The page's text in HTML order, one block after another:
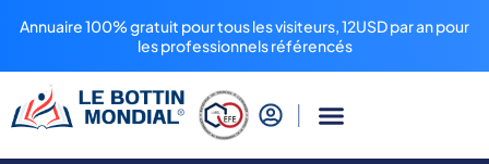
Annuaire 100% gratuit pour tous les visiteurs, 12USD par an pour
les professionnels référencés